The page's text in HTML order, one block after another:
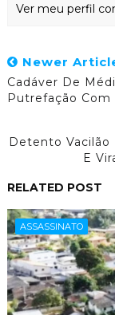
Ver meu perfil
Newer
Cadáver De
Putrefação Com
Detento Vacilão
E
RELATED POST
ASSASSINATO